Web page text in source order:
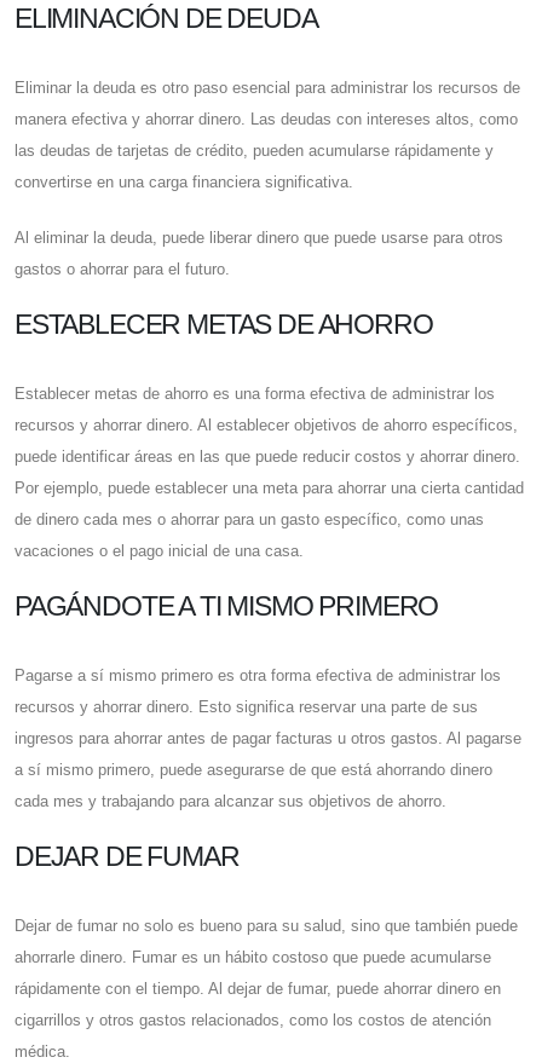
ELIMINACIÓN DE DEUDA
Eliminar la deuda es otro paso esencial para administrar los recursos de
manera efectiva y ahorrar dinero. Las deudas con intereses altos, como
las deudas de tarjetas de crédito, pueden acumularse rápidamente y
convertirse en una carga financiera significativa.
Al eliminar la deuda, puede liberar dinero que puede usarse para otros
gastos o ahorrar para el futuro.
ESTABLECER METAS DE AHORRO
Establecer metas de ahorro es una forma efectiva de administrar los
recursos y ahorrar dinero. Al establecer objetivos de ahorro específicos,
puede identificar áreas en las que puede reducir costos y ahorrar dinero.
Por ejemplo, puede establecer una meta para ahorrar una cierta cantidad
de dinero cada mes o ahorrar para un gasto específico, como unas
vacaciones o el pago inicial de una casa.
PAGÁNDOTE A TI MISMO PRIMERO
Pagarse a sí mismo primero es otra forma efectiva de administrar los
recursos y ahorrar dinero. Esto significa reservar una parte de sus
ingresos para ahorrar antes de pagar facturas u otros gastos. Al pagarse
a sí mismo primero, puede asegurarse de que está ahorrando dinero
cada mes y trabajando para alcanzar sus objetivos de ahorro.
DEJAR DE FUMAR
Dejar de fumar no solo es bueno para su salud, sino que también puede
ahorrarle dinero. Fumar es un hábito costoso que puede acumularse
rápidamente con el tiempo. Al dejar de fumar, puede ahorrar dinero en
cigarrillos y otros gastos relacionados, como los costos de atención
médica.